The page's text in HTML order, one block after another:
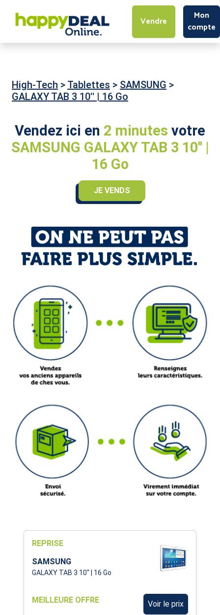
Vendre
Mon
compte
High-Tech > Tablettes > SAMSUNG >
GALAXY TAB 3 10'' | 16 Go
Vendez ici en 2 minutes votre
SAMSUNG GALAXY TAB 3 10'' |
16 Go
JE VENDS
REPRISE
SAMSUNG
GALAXY TAB 3 10'' | 16 Go
MEILLEURE OFFRE Voir le prix